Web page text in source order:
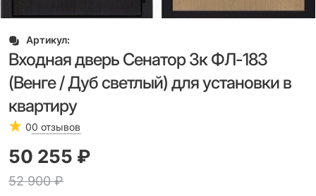
Артикул:
Входная дверь Сенатор 3к ФЛ-183
(Венге / Дуб светлый) для установки в
квартиру
00 отзывов
52 900 ₽
50 255 ₽